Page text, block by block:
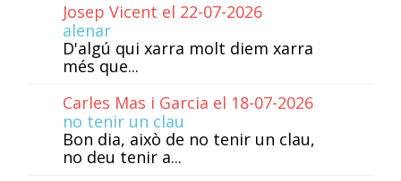
Josep Vicent el 22-07-2026
alenar
D'algú qui xarra molt diem xarra
més que...
Carles Mas i Garcia el 18-07-2026
no tenir un clau
Bon dia, això de no tenir un clau,
no deu tenir a...